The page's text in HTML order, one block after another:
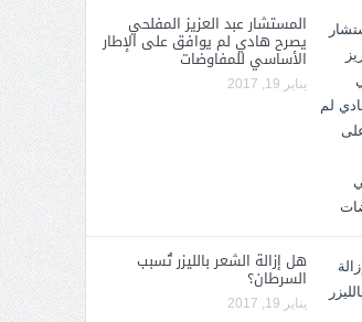
المستشار عبد العزيز المفلحي
يصرح هادي لم يوافق على الإطار
الأساسي للمفاوضات
يناير 19, 2017
هل إزالة الشعر بالليزر تُسبب
السرطان؟
يناير 19, 2017